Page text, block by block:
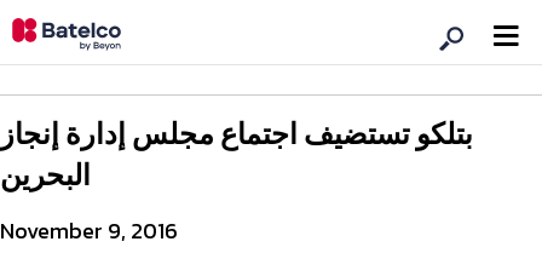
بتلكو تستضيف اجتماع مجلس إدارة إنجاز
البحرين
November 9, 2016